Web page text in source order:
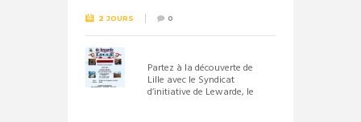
2 JOURS 0
Partez à la découverte de
Lille avec le Syndicat
d’initiative de Lewarde, le